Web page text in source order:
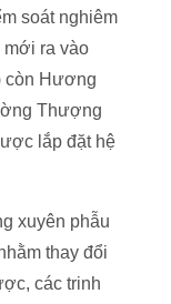
soát nghiêm
mới ra vào
còn Hương
Thượng
lắp đặt hệ
xuyên phẫu
thay đổi
các trinh